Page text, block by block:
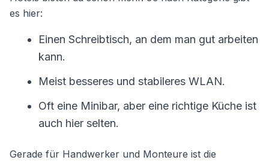
es hier:
Einen Schreibtisch, an dem man gut arbeiten
kann.
Meist besseres und stabileres WLAN.
Oft eine Minibar, aber eine richtige Küche ist
auch hier selten.
Gerade für Handwerker und Monteure ist die